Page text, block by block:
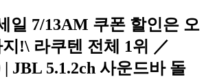
일 7/13AM 쿠폰 할인은 오
!\ 라쿠텐 전체 1위 ／
JBL 5.1.2ch 사운드바 돌